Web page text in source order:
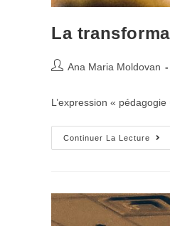
La
Ana Maria Moldovan
L’expression «
Continuer La Lecture